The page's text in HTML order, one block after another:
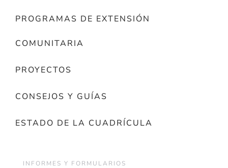
PROGRAMAS DE EXTENSIÓN
COMUNITARIA
PROYECTOS
CONSEJOS Y GUÍAS
ESTADO DE LA CUADRÍCULA
INFORMES Y FORMULARIOS